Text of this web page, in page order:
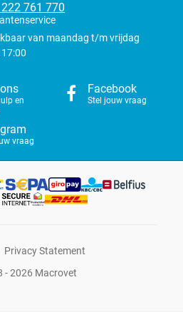
761 770
van maandag t/m vrijdag
en
Facebook
Stel jouw vraag
vraag
Privacy Statement
- 2026 Macrovet